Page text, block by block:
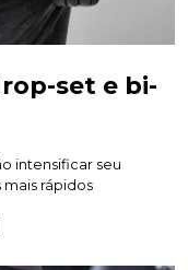
set e bi-
intensificar seu
rápidos